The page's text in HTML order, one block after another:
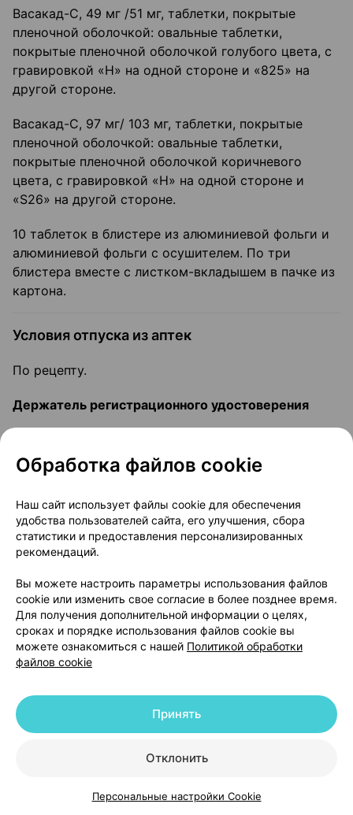
КаталогКорзинаИзбранноеПрофиль
Васакад-С, 49 мг /51 мг, таблетки, покрытые
пленочной оболочкой: овальные таблетки,
покрытые пленочной оболочкой голубого цвета, с
гравировкой «Н» на одной стороне и «825» на
другой стороне.
Васакад-С, 97 мг/ 103 мг, таблетки, покрытые
пленочной оболочкой: овальные таблетки,
покрытые пленочной оболочкой коричневого
цвета, с гравировкой «Н» на одной стороне и
«S26» на другой стороне.
10 таблеток в блистере из алюминиевой фольги и
алюминиевой фольги с осушителем. По три
блистера вместе с листком-вкладышем в пачке из
картона.
Условия отпуска из аптек
По рецепту.
Держатель регистрационного удостоверения
Производитель
Hetero Labs Limited, India
Хетеро Лабс Лимитед, Индия
Unit-Ill, 22-110, I.D.A, Jeedimetla Village, Quthbullapur
Telangana, India.
Цены в аптеках
Васакад-С, таблетки
покрытые оболочкой, Хетеро лабс, Индия
116,31 — 125,79 р.
Обработка файлов cookie
Наш сайт использует файлы cookie для обеспечения
удобства пользователей сайта, его улучшения, сбора
статистики и предоставления персонализированных
рекомендаций.
Вы можете настроить параметры использования файлов
cookie или изменить свое согласие в более позднее время.
Для получения дополнительной информации о целях,
сроках и порядке использования файлов cookie вы
можете ознакомиться с нашей Политикой обработки
файлов cookie
Отклонить
Принять
Персональные настройки Cookie